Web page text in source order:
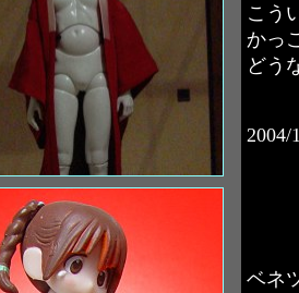
こう
かっ
どう
2004/
ベネ